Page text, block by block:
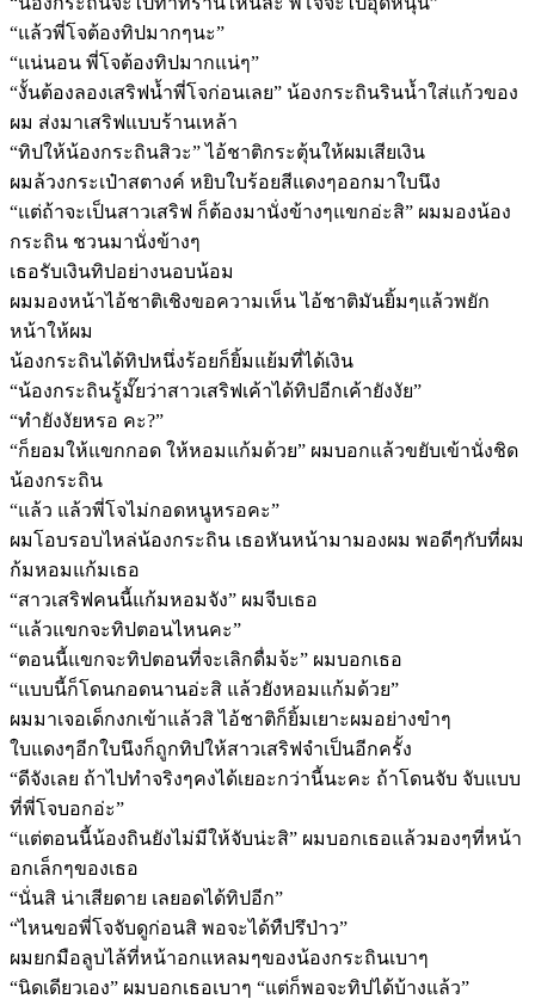
“แล้วพี่โจต้องทิปมากๆนะ”
“แน่นอน พี่โจต้องทิปมากแน่ๆ”
“งั้นต้องลองเสริฟน้ำพี่โจก่อนเลย” น้องกระถินรินน้ำใส่แก้วของ
ผม ส่งมาเสริฟแบบร้านเหล้า
“ทิปให้น้องกระถินสิวะ” ไอ้ชาติกระตุ้นให้ผมเสียเงิน
ผมล้วงกระเป๋าสตางค์ หยิบใบร้อยสีแดงๆออกมาใบนึง
“แต่ถ้าจะเป็นสาวเสริฟ ก็ต้องมานั่งข้างๆแขกอ่ะสิ” ผมมองน้อง
กระถิน ชวนมานั่งข้างๆ
เธอรับเงินทิปอย่างนอบน้อม
ผมมองหน้าไอ้ชาติเชิงขอความเห็น ไอ้ชาติมันยิ้มๆแล้วพยัก
หน้าให้ผม
น้องกระถินได้ทิปหนึ่งร้อยก็ยิ้มแย้มที่ได้เงิน
“น้องกระถินรู้มั๊ยว่าสาวเสริฟเค้าได้ทิปอีกเค้ายังงัย”
“ทำยังงัยหรอ คะ?”
“ก็ยอมให้แขกกอด ให้หอมแก้มด้วย” ผมบอกแล้วขยับเข้านั่งชิด
น้องกระถิน
“แล้ว แล้วพี่โจไม่กอดหนูหรอคะ”
ผมโอบรอบไหล่น้องกระถิน เธอหันหน้ามามองผม พอดีๆกับที่ผม
ก้มหอมแก้มเธอ
“สาวเสริฟคนนี้แก้มหอมจัง” ผมจีบเธอ
“แล้วแขกจะทิปตอนไหนคะ”
“ตอนนี้แขกจะทิปตอนที่จะเลิกดื่มจ้ะ” ผมบอกเธอ
“แบบนี้ก็โดนกอดนานอ่ะสิ แล้วยังหอมแก้มด้วย”
ผมมาเจอเด็กงกเข้าแล้วสิ ไอ้ชาติก็ยิ้มเยาะผมอย่างขำๆ
ใบแดงๆอีกใบนึงก็ถูกทิปให้สาวเสริฟจำเป็นอีกครั้ง
“ดีจังเลย ถ้าไปทำจริงๆคงได้เยอะกว่านี้นะคะ ถ้าโดนจับ จับแบบ
ที่พี่โจบอกอ่ะ”
“แต่ตอนนี้น้องถินยังไม่มีให้จับน่ะสิ” ผมบอกเธอแล้วมองๆที่หน้า
อกเล็กๆของเธอ
“นั่นสิ น่าเสียดาย เลยอดได้ทิปอีก”
“ไหนขอพี่โจจับดูก่อนสิ พอจะได้ทืปรึป่าว”
ผมยกมือลูบไล้ที่หน้าอกแหลมๆของน้องกระถินเบาๆ
“นิดเดียวเอง” ผมบอกเธอเบาๆ “แต่ก็พอจะทิปได้บ้างแล้ว”